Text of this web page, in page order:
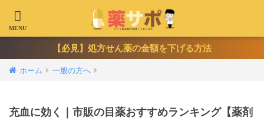
【必見】処方せん薬の金額を下げる方法
ホーム 一般の方へ
充血に効く｜市販の目薬おすすめランキング【薬剤